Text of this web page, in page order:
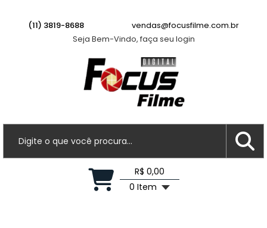
(11) 3819-8688
vendas@focusfilme.com.br
Seja Bem-Vindo, faça seu login
R$ 0,00
0 Item